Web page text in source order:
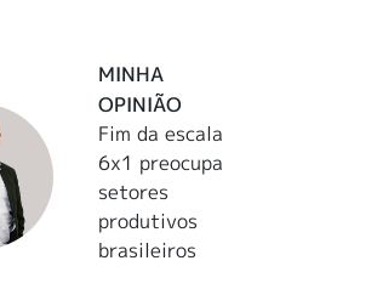
MINHA
OPINIÃO
Fim da escala
6x1 preocupa
setores
produtivos
brasileiros